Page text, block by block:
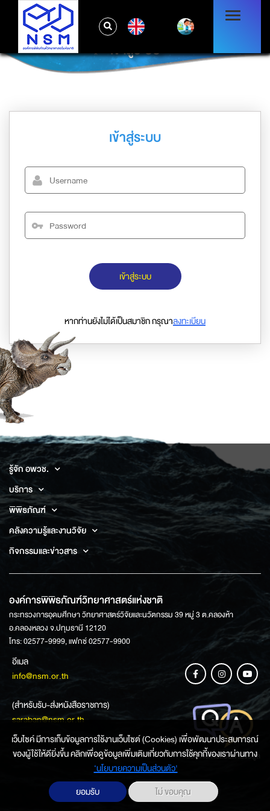
เข้าสู่ระบบ
เข้าสู่ระบบ
เข้าสู่ระบบ
หากท่านยังไม่ได้เป็นสมาชิก กรุณาลงทะเบียน
รู้จัก อพวช.
บริการ
พิพิธภัณฑ์
คลังความรู้และงานวิจัย
กิจกรรมและข่าวสาร
องค์การพิพิธภัณฑ์วิทยาศาสตร์แห่งชาติ
กระทรวงการอุดมศึกษา วิทยาศาสตร์วิจัยและนวัตกรรม 39 หมู่ 3 ต.คลองห้า
อ.คลองหลวง จ.ปทุมธานี 12120
โทร: 02577-9999, แฟกซ์ 02577-9900
อีเมล
info@nsm.or.th
(สำหรับรับ-ส่งหนังสือราชการ)
saraban@nsm.or.th
ช่องทางการสอบถามข้อมูล
เว็บไซค์ มีการเก็บข้อมูลการใช้งานเว็บไซต์ (Cookies) เพื่อพัฒนาประสบการณ์
ของผู้ใช้ให้ดียิ่งขึ้น คลิกเพื่อดูข้อมูลเพิ่มเติมเกี่ยวกับการใช้คุกกี้ของเราผ่านทาง
‘นโยบายความเป็นส่วนตัว'
ยอมรับ
ไม่ ขอบคุณ